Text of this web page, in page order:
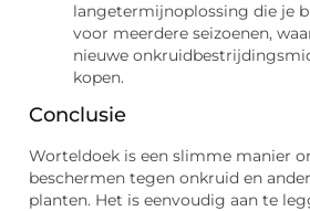
langetermijnoplossing die je
voor meerdere seizoenen,
nieuwe
kopen.
Conclusie
Worteldoek is een slimme manier
beschermen tegen onkruid en
planten. Het is eenvoudig aan te